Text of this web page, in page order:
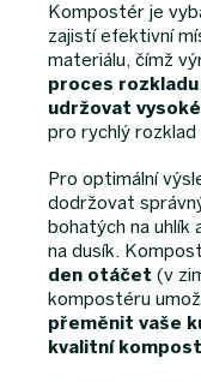
Kompostér je
zajistí efektivní
materiálu, čímž
proces rozkladu
udržovat
pro rychlý
Pro optimální
dodržovat
bohatých na uhlík
na dusík.
den otáčet (v
kompostéru
přeměnit vaše
kvalitní kompost